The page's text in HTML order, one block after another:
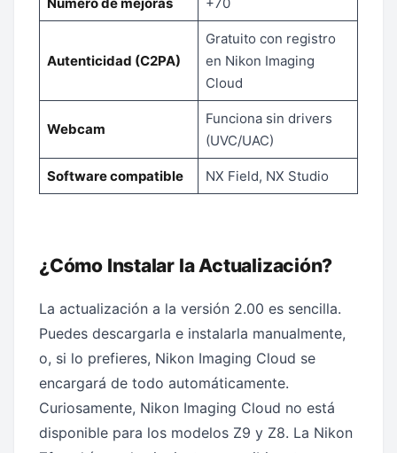
Número de mejoras +70
Autenticidad (C2PA)
Gratuito con registro
en Nikon Imaging
Cloud
Webcam
Funciona sin drivers
(UVC/UAC)
Software compatible NX Field, NX Studio
¿Cómo Instalar la Actualización?
La actualización a la versión 2.00 es sencilla.
Puedes descargarla e instalarla manualmente,
o, si lo prefieres, Nikon Imaging Cloud se
encargará de todo automáticamente.
Curiosamente, Nikon Imaging Cloud no está
disponible para los modelos Z9 y Z8. La Nikon